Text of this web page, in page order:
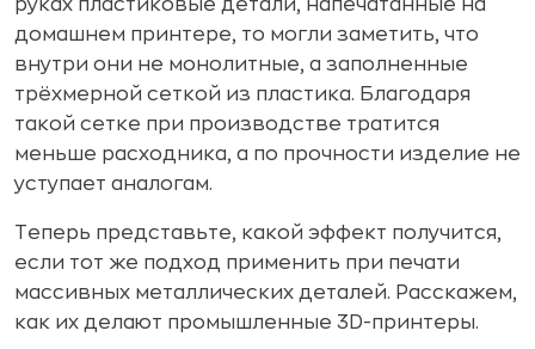
руках пластиковые детали, напечатанные на
домашнем принтере, то могли заметить, что
внутри они не монолитные, а заполненные
трёхмерной сеткой из пластика. Благодаря
такой сетке при производстве тратится
меньше расходника, а по прочности изделие не
уступает аналогам.
Теперь представьте, какой эффект получится,
если тот же подход применить при печати
массивных металлических деталей. Расскажем,
как их делают промышленные 3D-принтеры.